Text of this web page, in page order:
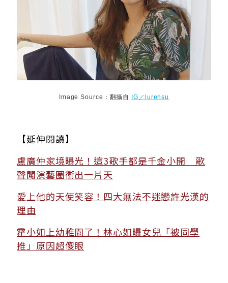
Image Source：翻攝自 IG／lurehsu
【延伸閱讀】
盧廣仲家境曝光！這3歌手都是千金小開 歌
聲闖演藝圈衝出一片天
愛上他的天使笑容！四大無法不迷戀許光漢的
理由
霍小如上幼稚園了！林心如曝女兒「被同學
推」原因超傻眼